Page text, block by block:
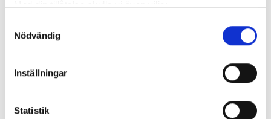
som kan ha en noggrannhet på upp till flera meter
Ta reda på mer om hur dina personliga uppgifter
Du kan ändra eller dra tillbaka ditt samtycke när som
Nödvändig
Inställningar
Statistik
Fredrik Karlsson,
Prenumerera på vårt nyhetsbrev och få nyheter, tips